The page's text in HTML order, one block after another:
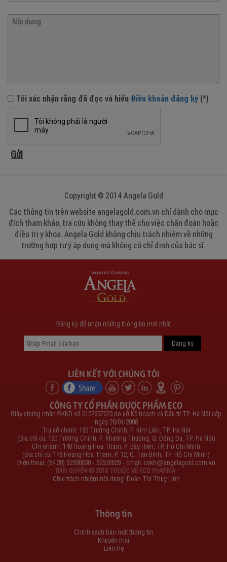
Tôi xác nhận rằng đã đọc và hiểu Điều khoản đăng ký (*)
Copyright © 2014 Angela Gold
Các thông tin trên website angelagold.com.vn chỉ dành cho mục
đích tham khảo, tra cứu không thay thế cho việc chẩn đoán hoặc
điều trị y khoa. Angela Gold không chịu trách nhiệm về những
trường hợp tự ý áp dụng mà không có chỉ định của bác sĩ.
Đăng ký để nhận những thông tin mới nhất
LIÊN KẾT VỚI CHÚNG TÔI
CÔNG TY CỔ PHẦN DƯỢC PHẨM ECO
Giấy chứng nhận ĐKKD số 0102637020 do sở Kế hoạch và Đầu tư TP. Hà Nội cấp
ngày 29/01/2008
Trụ sở chính: 180 Trường Chinh, P. Kim Liên, TP. Hà Nội
(Địa chỉ cũ: 180 Trường Chinh, P. Khương Thượng, Q. Đống Đa, TP. Hà Nội)
Chi nhánh: 148 Hoàng Hoa Thám, P. Bảy Hiền, TP. Hồ Chí Minh
(Địa chỉ cũ: 148 Hoàng Hoa Thám, P. 12, Q. Tân Bình, TP. Hồ Chí Minh)
Điện thoại: (84 28) 62936630 - 62936629 - Email: cskh@angelagold.com.vn
BẢN QUYỀN © 2016 THUỘC VỀ ECO PHARMA.
Chịu trách nhiệm nội dung: Đoàn Thị Thùy Linh
Thông tin
Chính sách bảo mật thông tin
Khuyến mãi
Liên Hệ